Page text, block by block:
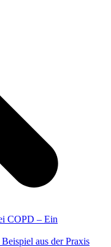
COPD – Ein
aus der Praxis